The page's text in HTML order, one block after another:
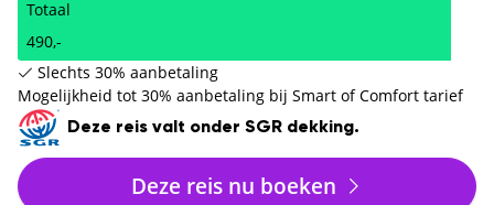
Totaal
490,-
Slechts 30% aanbetaling
Mogelijkheid tot 30% aanbetaling bij Smart of Comfort tarief
Deze reis valt onder SGR dekking.
Deze reis nu boeken